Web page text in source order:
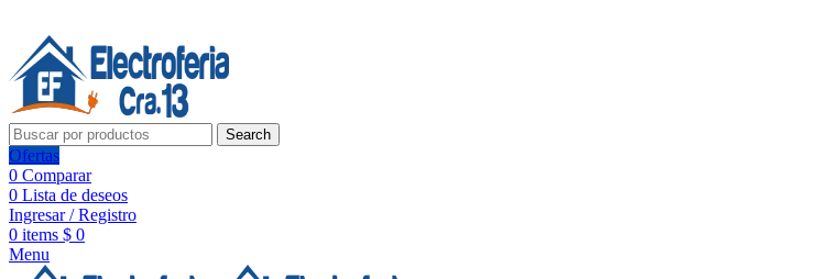
Search
Ofertas
0 Comparar
0 Lista de deseos
Ingresar / Registro
0 items $ 0
Menu